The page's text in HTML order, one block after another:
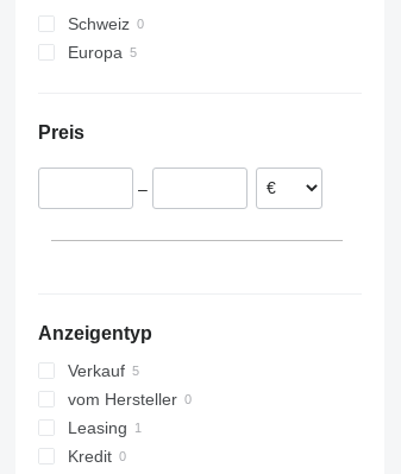
Schweiz
Europa
Deutschland
Preis
–
Anzeigentyp
Verkauf
vom Hersteller
Leasing
Kredit